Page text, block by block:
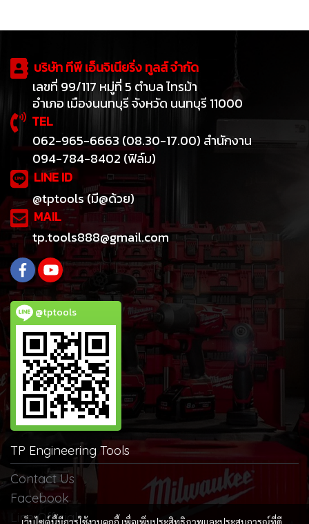
บริษัท ทีพี เอ็นจิเนียริ่ง ทูลส์ จำกัด
เลขที่ 99/117 หมู่ที่ 5 ตำบล ไทรม้า
อำเภอ เมืองนนทบุรี จังหวัด นนทบุรี 11000
TEL
062-965-6663 (08.30-17.00) สำนักงาน
094-784-8402 (ฟิล์ม)
LINE ID
@tptools (มี@ด้วย)
MAIL
tp.tools888@gmail.com
@tptools
TP Engineering Tools
Contact Us
Facebook
Line Official